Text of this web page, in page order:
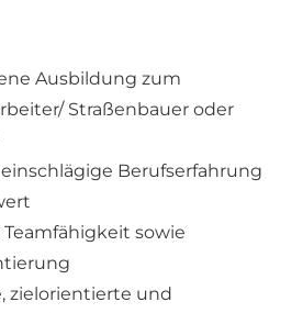
Ausbildung zum
Straßenbauer oder
Berufserfahrung
sowie
zielorientierte und